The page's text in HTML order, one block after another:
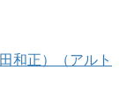
和正）（アルト